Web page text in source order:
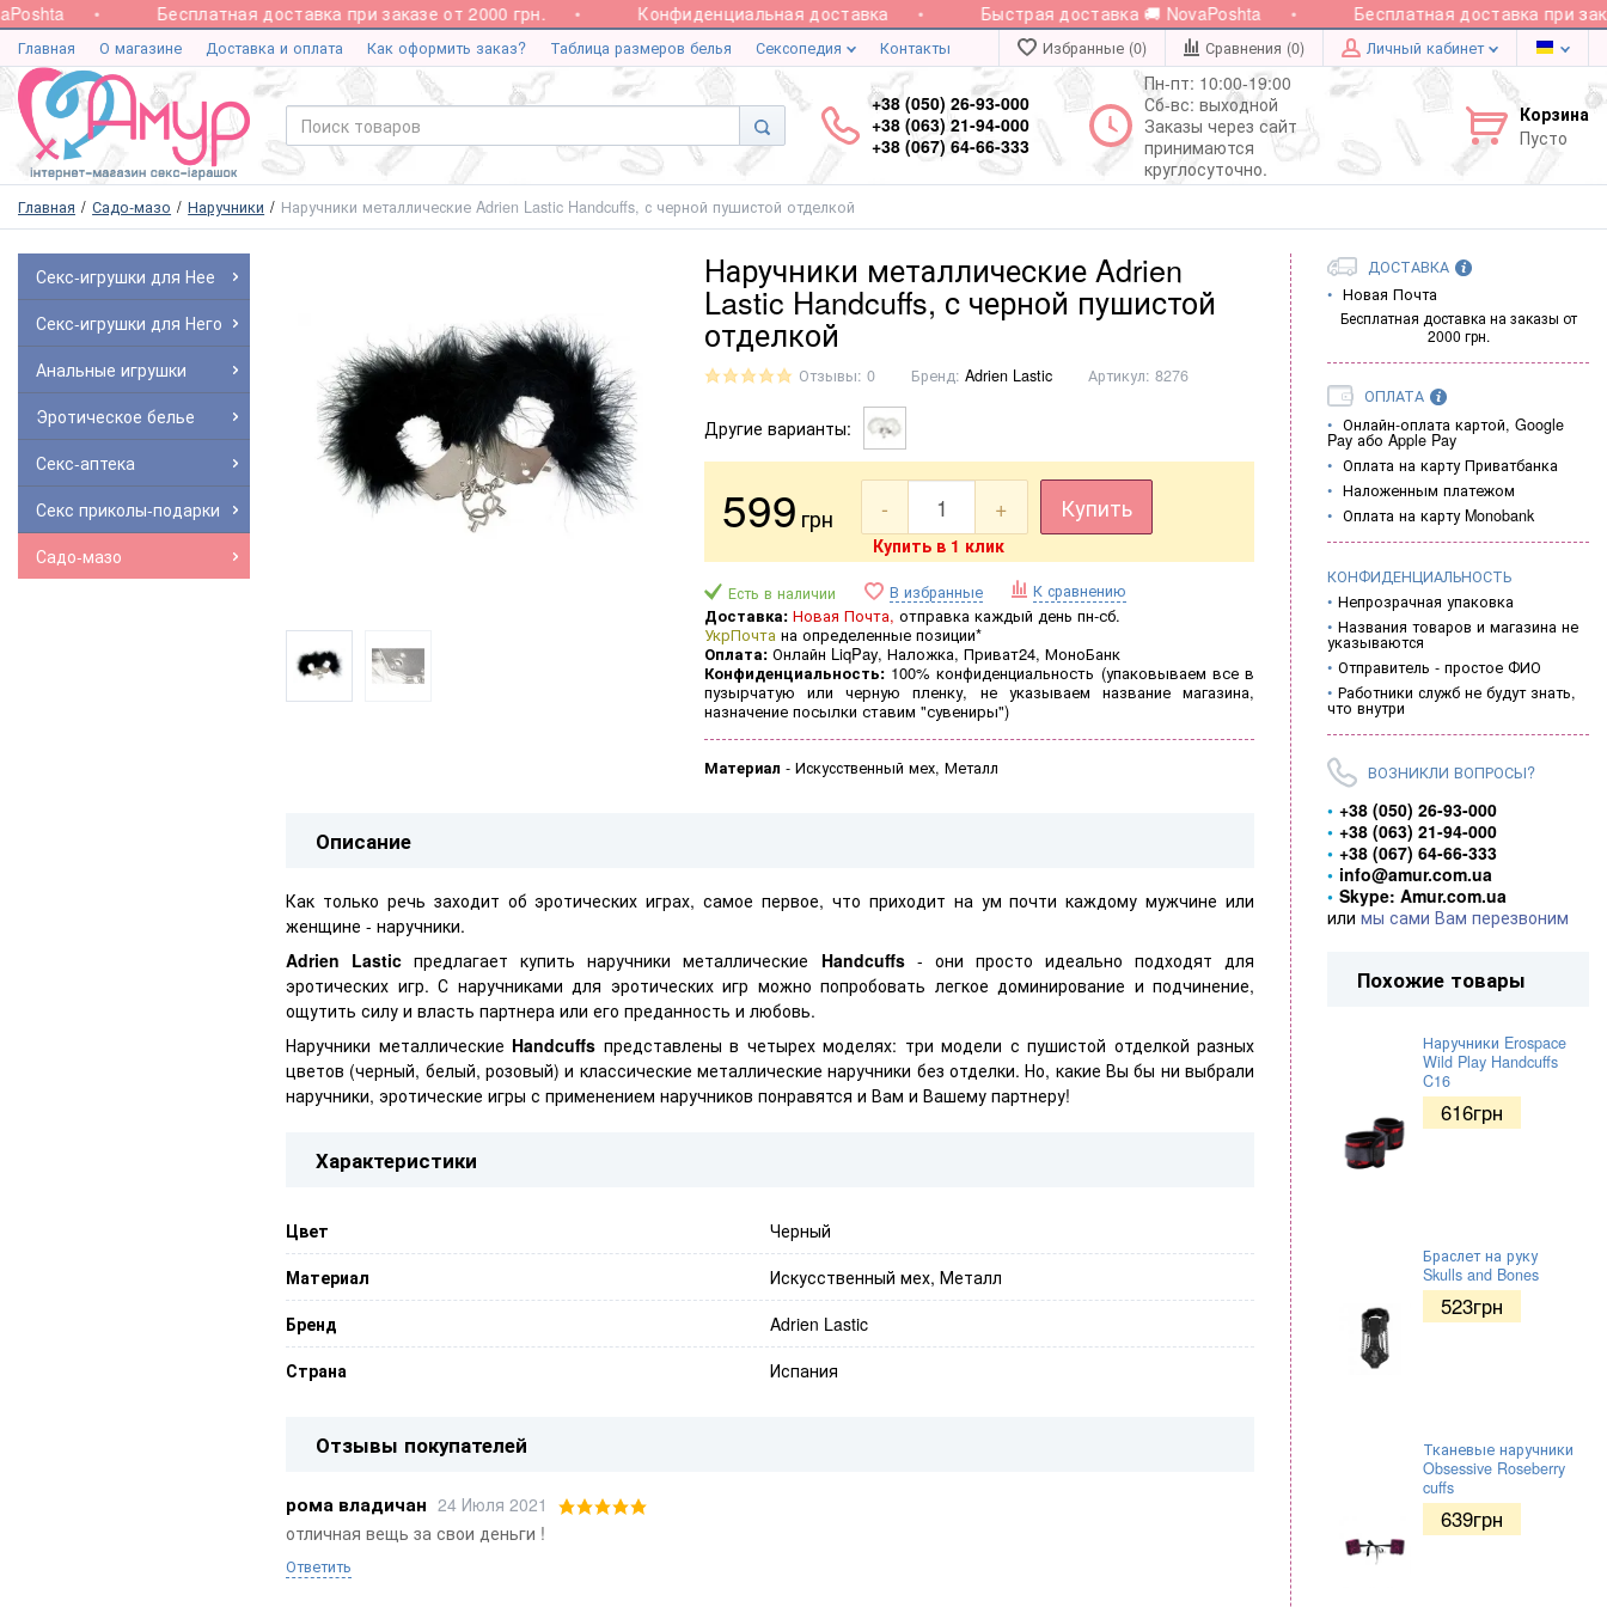
Бесплатная доставка при заказе от 2000 грн. Конфиденциальная доставка Быстрая доставка 🚚 NovaPoshta Бесплатная доставка при
Главная О магазине Доставка и оплата Как оформить заказ? Таблица размеров белья Сексопедия Контакты Избранные (0) Сравнения (0) Личный кабинет
+38 (050) 26-93-000
+38 (063) 21-94-000
+38 (067) 64-66-333
Пн-пт: 10:00-19:00
Сб-вс: выходной
Заказы через сайт
принимаются
круглосуточно.
Корзина
Пусто
Главная Садо-мазо Наручники Наручники металлические Adrien Lastic Handcuffs, с черной пушистой отделкой
Секс-игрушки для Нее
Секс-игрушки для Него
Анальные игрушки
Эротическое белье
Секс-аптека
Секс приколы-подарки
Садо-мазо
Наручники металлические Adrien
Lastic Handcuffs, с черной пушистой
отделкой
Отзывы: 0 Бренд: Adrien Lastic Артикул: 8276
Другие варианты:
599 грн - + Купить
Купить в 1 клик
Есть в наличии В избранные К сравнению
Доставка: Новая Почта, отправка каждый день пн-сб.
УкрПочта на определенные позиции*
Оплата: Онлайн LiqPay, Наложка, Приват24, МоноБанк
Конфиденциальность: 100% конфиденциальность (упаковываем все в
пузырчатую или черную пленку, не указываем название магазина,
назначение посылки ставим "сувениры")
Материал - Искусственный мех, Металл
Описание
Как только речь заходит об эротических играх, самое первое, что приходит на ум почти каждому мужчине или
женщине - наручники.
Adrien Lastic предлагает купить наручники металлические Handcuffs- они просто идеально подходят для
эротических игр. С наручниками для эротических игр можно попробовать легкое доминирование и подчинение,
ощутить силу и власть партнера или его преданность и любовь.
Наручники металлические Handcuffs представлены в четырех моделях: три модели с пушистой отделкой разных
цветов (черный, белый, розовый) и классические металлические наручники без отделки. Но, какие Вы бы ни выбрали
наручники, эротические игры с применением наручников понравятся и Вам и Вашему партнеру!
Характеристики
Цвет
Черный
Материал
Искусственный мех, Металл
Бренд
Adrien Lastic
Страна
Испания
Отзывы покупателей
рома владичан 24 Июля 2021
отличная вещь за свои деньги !
Ответить
ДОСТАВКА
Новая Почта
Бесплатная доставка на заказы от
2000 грн.
ОПЛАТА
Онлайн-оплата картой, Google
Pay або Apple Pay
Оплата на карту Приватбанка
Наложенным платежом
Оплата на карту Monobank
КОНФИДЕНЦИАЛЬНОСТЬ
Непрозрачная упаковка
Названия товаров и магазина не
указываются
Отправитель - простое ФИО
Работники служб не будут знать,
что внутри
ВОЗНИКЛИ ВОПРОСЫ?
+38 (050) 26-93-000
+38 (063) 21-94-000
+38 (067) 64-66-333
info@amur.com.ua
Skype: Amur.com.ua
или мы сами Вам перезвоним
Похожие товары
Наручники Erospace
Wild Play Handcuffs
C16
616грн
Браслет на руку
Skulls and Bones
523грн
Тканевые наручники
Obsessive Roseberry
cuffs
639грн